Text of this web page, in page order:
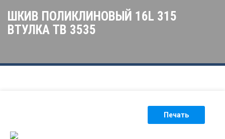
ШКИВ ПОЛИКЛИНОВЫЙ 16L 315
ВТУЛКА ТВ 3535
Печать